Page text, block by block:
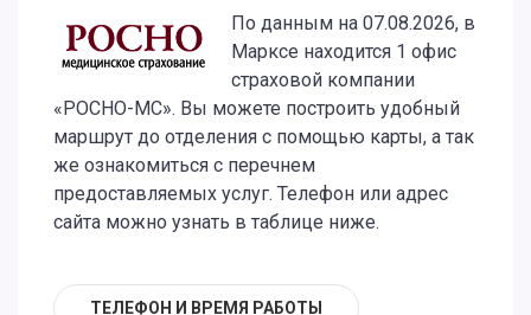
По данным на 07.08.2026, в
Марксе находится 1 офис
страховой компании
«РОСНО-МС». Вы можете построить удобный
маршрут до отделения с помощью карты, а так
же ознакомиться с перечнем
предоставляемых услуг. Телефон или адрес
сайта можно узнать в таблице ниже.
ТЕЛЕФОН И ВРЕМЯ РАБОТЫ